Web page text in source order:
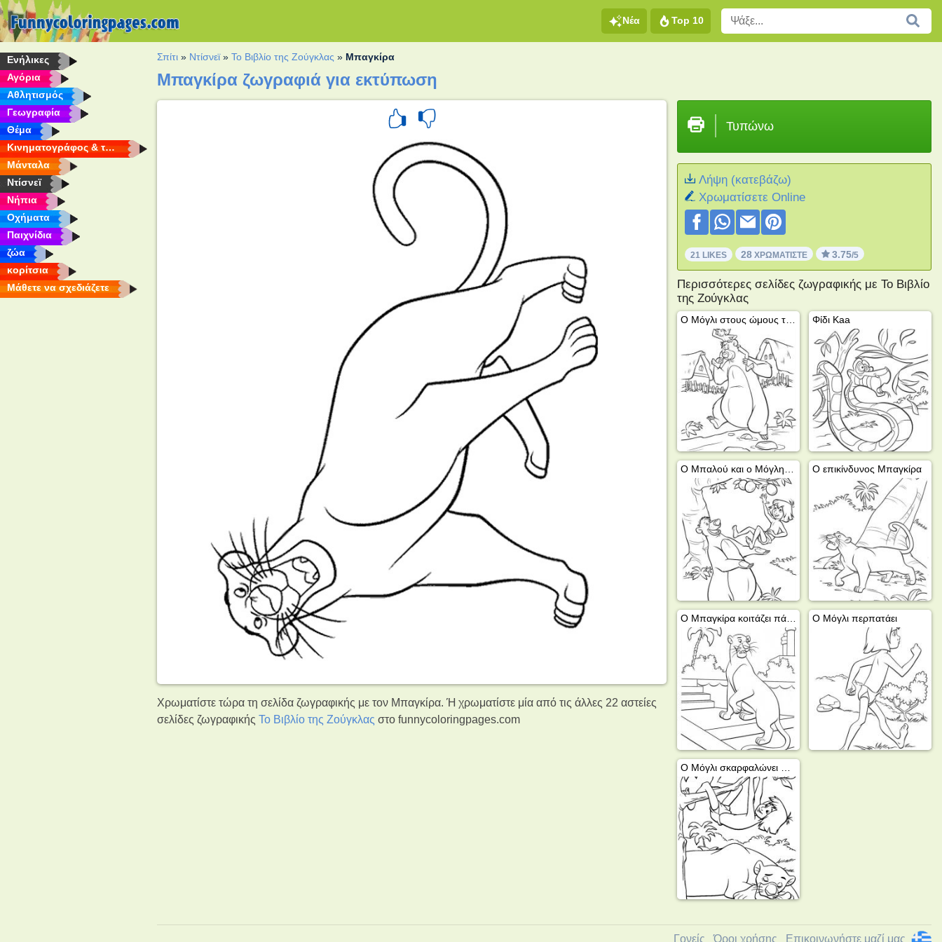
Νέα Top 10
Eνήλικες
Αγόρια
Αθλητισμός
Γεωγραφία
Θέμα
Κινηματογράφος & τηλεόραση
Μάνταλα
Ντίσνεϊ
Νήπια
Οχήματα
Παιχνίδια
ζώα
κορίτσια
Μάθετε να σχεδιάζετε
Σπίτι » Ντίσνεϊ»Το Βιβλίο της Ζούγκλας » Μπαγκίρα
Μπαγκίρα ζωγραφιά για εκτύπωση
Χρωματίστε τώρα τη σελίδα ζωγραφικής με τον Μπαγκίρα. Ή χρωματίστε μία από τις άλλες 22 αστείες
σελίδες ζωγραφικήςΤο Βιβλίο της Ζούγκλας στο funnycoloringpages.com
Τυπώνω
Λήψη (κατεβάζω)
Xρωματίσετε Online
21 LIKES 28ΧΡΩΜΑΤΊΣΤΕ 3.75/5
Περισσότερες σελίδες ζωγραφικής με Το Βιβλίο
της Ζούγκλας
Ο Μόγλι στους ώμους του Μπαλού Φίδι Kaa
Ο επικίνδυνος Μπαγκίρα
Ο Μπαγκίρα κοιτάζει πάνω από τον ώμο του Ο Μόγλι περπατάει
Γονείς Όροι χρήσης Επικοινωνήστε μαζί μας